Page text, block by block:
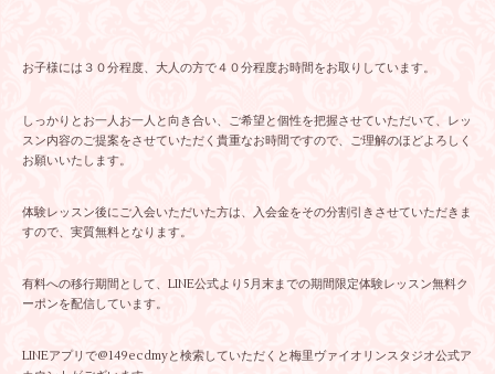
お子様には３０分程度、大人の方で４０分程度お時間をお取りしています。
しっかりとお一人お一人と向き合い、ご希望と個性を把握させていただいて、レッ
スン内容のご提案をさせていただく貴重なお時間ですので、ご理解のほどよろしく
お願いいたします。
体験レッスン後にご入会いただいた方は、入会金をその分割引きさせていただきま
すので、実質無料となります。
有料への移行期間として、LINE公式より5月末までの期間限定体験レッスン無料ク
ーポンを配信しています。
LINEアプリで@149ecdmyと検索していただくと梅里ヴァイオリンスタジオ公式ア